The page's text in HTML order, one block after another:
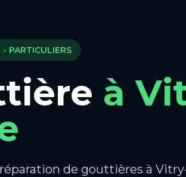
- PARTICULIERS
à
de gouttières à